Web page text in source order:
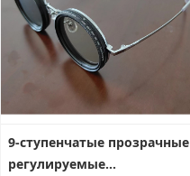
очки
9-ступенчатые прозрачные
регулируемые